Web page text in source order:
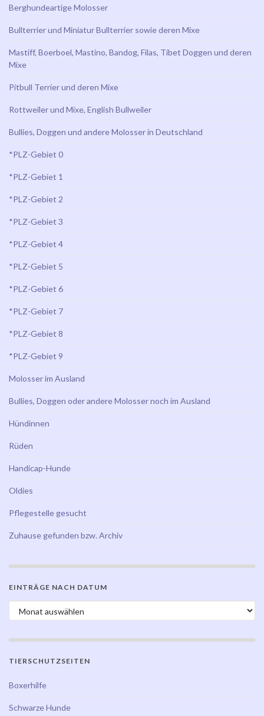
Berghundeartige Molosser
Bullterrier und Miniatur Bullterrier sowie deren Mixe
Mastiff, Boerboel, Mastino, Bandog, Filas, Tibet Doggen und deren
Mixe
Pitbull Terrier und deren Mixe
Rottweiler und Mixe, English Bullweiler
Bullies, Doggen und andere Molosser in Deutschland
*PLZ-Gebiet 0
*PLZ-Gebiet 1
*PLZ-Gebiet 2
*PLZ-Gebiet 3
*PLZ-Gebiet 4
*PLZ-Gebiet 5
*PLZ-Gebiet 6
*PLZ-Gebiet 7
*PLZ-Gebiet 8
*PLZ-Gebiet 9
Molosser im Ausland
Bullies, Doggen oder andere Molosser noch im Ausland
Hündinnen
Rüden
Handicap-Hunde
Oldies
Pflegestelle gesucht
Zuhause gefunden bzw. Archiv
EINTRÄGE NACH DATUM
Einträge nach Datum
TIERSCHUTZSEITEN
Boxerhilfe
Schwarze Hunde